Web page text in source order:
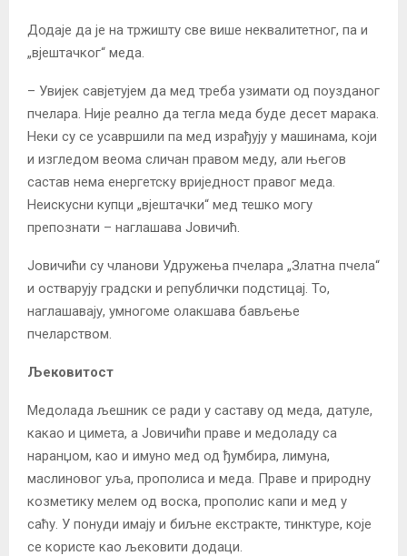
Додаје да је на тржишту све више неквалитетног, па и
„вјештачког“ меда.
– Увијек савјетујем да мед треба узимати од поузданог
пчелара. Није реално да тегла меда буде десет марака.
Неки су се усавршили па мед израђују у машинама, који
и изгледом веома сличан правом меду, али његов
састав нема енергетску вриједност правог меда.
Неискусни купци „вјештачки“ мед тешко могу
препознати – наглашава Јовичић.
Јовичићи су чланови Удружења пчелара „Златна пчела“
и остварују градски и републички подстицај. То,
наглашавају, умногоме олакшава бављење
пчеларством.
Љековитост
Медолада љешник се ради у саставу од меда, датуле,
какао и цимета, а Јовичићи праве и медоладу са
наранџом, као и имуно мед од ђумбира, лимуна,
маслиновог уља, прополиса и меда. Праве и природну
козметику мелем од воска, прополис капи и мед у
саћу. У понуди имају и биљне екстракте, тинктуре, које
се користе као љековити додаци.